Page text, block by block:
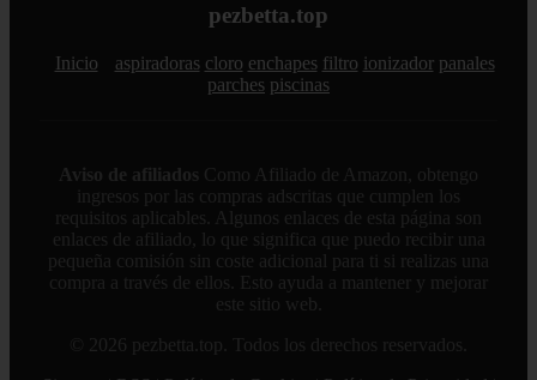
pezbetta.top
Inicio aspiradoras cloro enchapes filtro ionizador panales
parches piscinas
Aviso de afiliados Como Afiliado de Amazon, obtengo
ingresos por las compras adscritas que cumplen los
requisitos aplicables. Algunos enlaces de esta página son
enlaces de afiliado, lo que significa que puedo recibir una
pequeña comisión sin coste adicional para ti si realizas una
compra a través de ellos. Esto ayuda a mantener y mejorar
este sitio web.
© 2026 pezbetta.top. Todos los derechos reservados.